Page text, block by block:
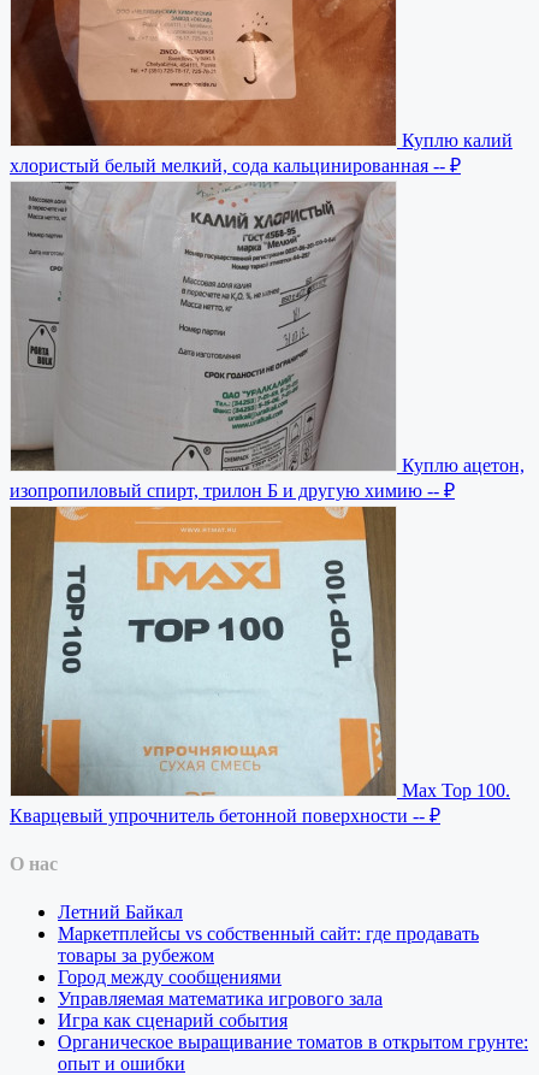
Куплю калий
хлористый белый мелкий, сода кальцинированная -- ₽
Куплю ацетон,
изопропиловый спирт, трилон Б и другую химию -- ₽
Max Top 100.
Кварцевый упрочнитель бетонной поверхности -- ₽
О нас
Летний Байкал
Маркетплейсы vs собственный сайт: где продавать
товары за рубежом
Город между сообщениями
Управляемая математика игрового зала
Игра как сценарий события
Органическое выращивание томатов в открытом грунте:
опыт и ошибки